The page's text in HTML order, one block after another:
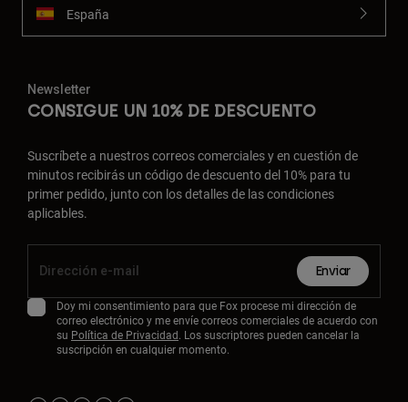
España
Newsletter
CONSIGUE UN 10% DE DESCUENTO
Suscríbete a nuestros correos comerciales y en cuestión de
minutos recibirás un código de descuento del 10% para tu
primer pedido, junto con los detalles de las condiciones
aplicables.
Enviar
Doy mi consentimiento para que Fox procese mi dirección de
correo electrónico y me envíe correos comerciales de acuerdo con
su Política de Privacidad. Los suscriptores pueden cancelar la
suscripción en cualquier momento.